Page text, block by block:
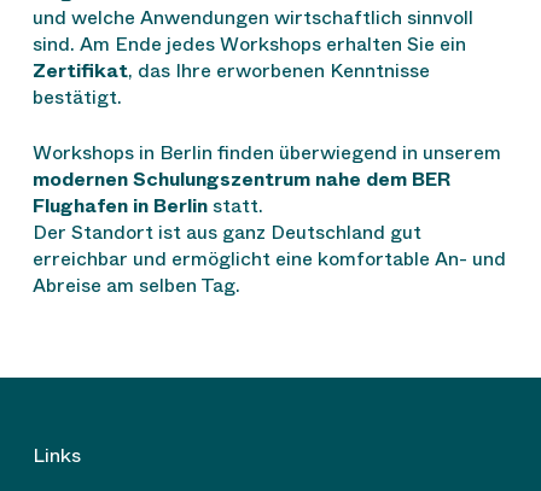
und welche Anwendungen wirtschaftlich sinnvoll
sind. Am Ende jedes Workshops erhalten Sie ein
Zertifikat, das Ihre erworbenen Kenntnisse
bestätigt.
Workshops in Berlin finden überwiegend in unserem
modernen Schulungszentrum nahe dem BER
Flughafen in Berlinstatt.
Der Standort ist aus ganz Deutschland gut
erreichbar und ermöglicht eine komfortable An- und
Abreise am selben Tag.
Links